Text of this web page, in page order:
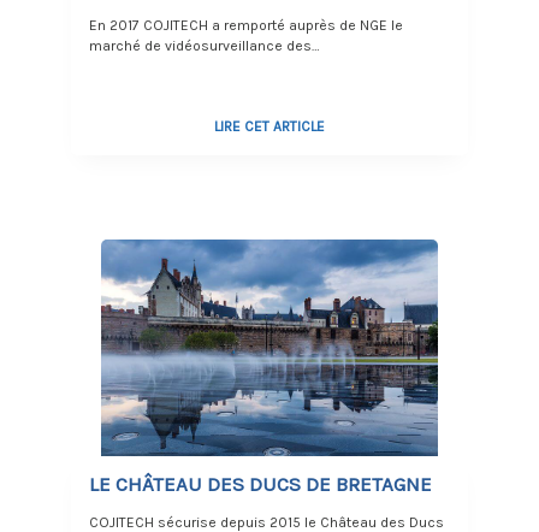
En 2017 COJITECH a remporté auprès de NGE le
marché de vidéosurveillance des…
LIRE CET ARTICLE
LE CHÂTEAU DES DUCS DE BRETAGNE
COJITECH sécurise depuis 2015 le Château des Ducs